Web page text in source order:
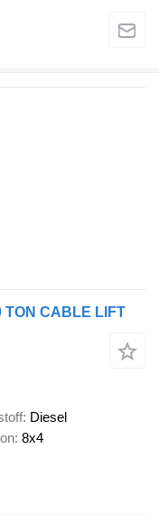
TON CABLE LIFT
Diesel
8x4